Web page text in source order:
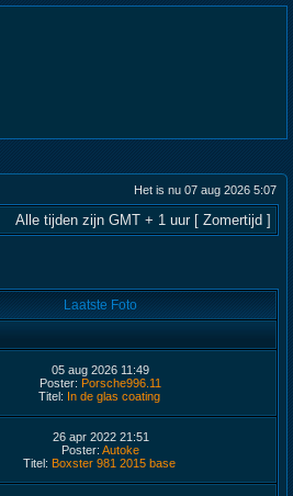
Het is nu 07 aug 2026 5:07
Alle tijden zijn GMT + 1 uur [ Zomertijd ]
Laatste Foto
05 aug 2026 11:49
Poster: Porsche996.11
Titel: In de glas coating
26 apr 2022 21:51
Poster: Autoke
Titel: Boxster 981 2015 base